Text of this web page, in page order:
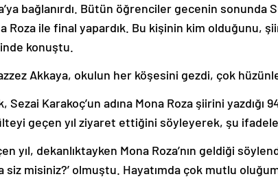
bağlanırdı. Bütün öğrenciler gecenin sonunda
Roza ile final yapardık. Bu kişinin kim olduğunu,
konuştu.
Akkaya, okulun her köşesini gezdi, çok
Sezai Karakoç’un adına Mona Roza şiirini yazdığı
geçen yıl ziyaret ettiğini söyleyerek, şu
yıl, dekanlıktayken Mona Roza’nın geldiği
siz misiniz?’ olmuştu. Hayatımda çok mutlu